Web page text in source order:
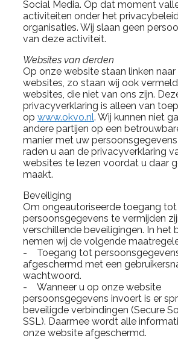
Social Media. Op dat moment
activiteiten onder het
organisaties. Wij slaan geen
van deze activiteit.
Websites van derden
Op onze website staan linken naar
websites, zo staan wij ook
websites, die niet van ons zijn.
privacyverklaring is alleen van
op www.okvo.nl. Wij kunnen niet
andere partijen op een
manier met uw
raden u aan de privacyverklaring
websites te lezen voordat u daar
maakt.
Beveiliging
Om ongeautoriseerde toegang tot
persoonsgegevens te vermijden
verschillende beveiligingen. In het
nemen wij de volgende
- Toegang tot
afgeschermd met een
wachtwoord.
- Wanneer u op onze website
persoonsgegevens invoert is er
beveiligde verbindingen (Secure
SSL). Daarmee wordt alle
onze website afgeschermd.